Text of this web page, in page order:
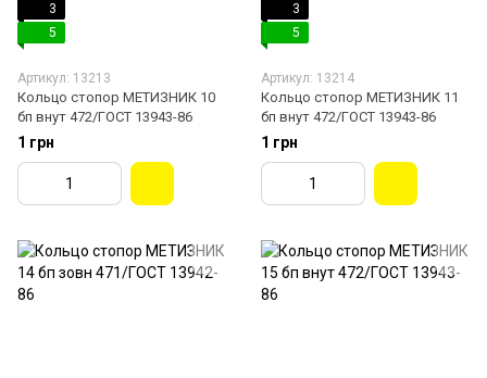
3
5
Артикул: 13213
Кольцо стопор МЕТИЗНИК 10
бп внут 472/ГОСТ 13943-86
1 грн
3
5
Артикул: 13214
Кольцо стопор МЕТИЗНИК 11
бп внут 472/ГОСТ 13943-86
1 грн